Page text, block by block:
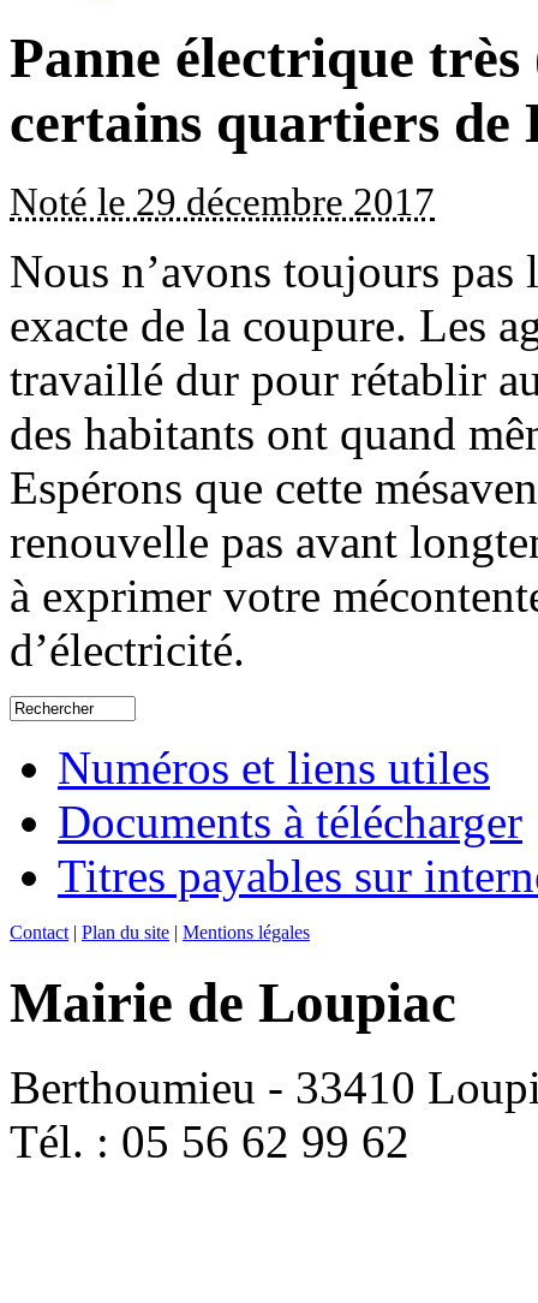
Panne électrique
certains quartiers de
Noté le 29 décembre 2017
Nous n’avons toujours
exacte de la coupure. Les
travaillé dur pour rétablir
des habitants ont quand
Espérons que cette
renouvelle pas avant
à exprimer votre
d’électricité.
Numéros et liens utiles
Documents à télécharger
Titres payables sur
Contact | Plan du site | Mentions légales
Mairie de Loupiac
Berthoumieu - 33410
Tél. : 05 56 62 99 62